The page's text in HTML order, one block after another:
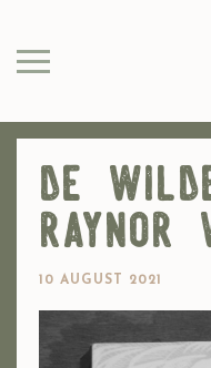
de
raynor
10 AUGUST 2021